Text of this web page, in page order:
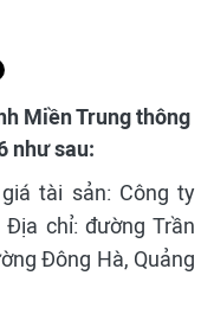
Miền Trung thông
như sau:
tài sản: Công ty
chỉ: đường Trần
Đông Hà, Quảng